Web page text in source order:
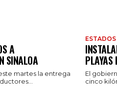
A
SINALOA
martes la entrega
ESTADOS
PLAYAS
El
cinco